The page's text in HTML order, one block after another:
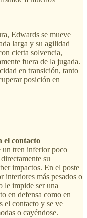
Edwards se mueve
larga y su agilidad
cierta solvencia,
fuera de la jugada.
en transición, tanto
posición en
el contacto
un tren inferior poco
su
impactos. En el poste
interiores más pesados o
le impide ser una
en defensa como en
el contacto y se ve
o cayéndose.